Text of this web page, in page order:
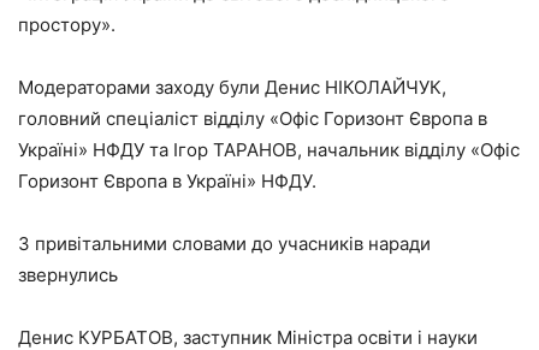
простору».
Модераторами заходу були Денис НІКОЛАЙЧУК,
головний спеціаліст відділу «Офіс Горизонт Європа в
Україні» НФДУ та Ігор ТАРАНОВ, начальник відділу «Офіс
Горизонт Європа в Україні» НФДУ.
З привітальними словами до учасників наради
звернулись
Денис КУРБАТОВ, заступник Міністра освіти і науки